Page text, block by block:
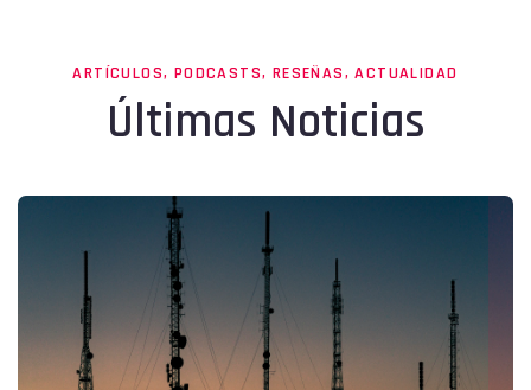
ARTÍCULOS, PODCASTS, RESEÑAS, ACTUALIDAD
Últimas Noticias